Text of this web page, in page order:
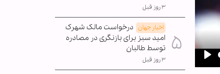
۳ روز قبل
اخبار جهان درخواست مالک شهرک
امید سبز برای بازنگری در مصادره
توسط طالبان
۳ روز قبل